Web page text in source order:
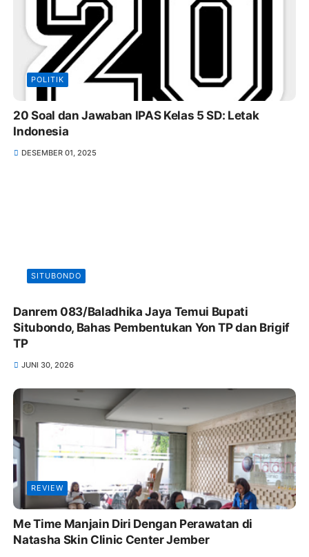
POLITIK
20 Soal dan Jawaban IPAS Kelas 5 SD: Letak
Indonesia
DESEMBER 01, 2025
SITUBONDO
Danrem 083/Baladhika Jaya Temui Bupati
Situbondo, Bahas Pembentukan Yon TP dan Brigif
TP
JUNI 30, 2026
REVIEW
Me Time Manjain Diri Dengan Perawatan di
Natasha Skin Clinic Center Jember